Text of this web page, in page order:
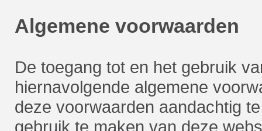
Algemene voorwaarden
De toegang tot en het gebruik
hiernavolgende algemene
deze voorwaarden aandachtig
gebruik te maken van deze